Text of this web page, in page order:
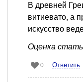
В древней
витиевато, а
искусство
Оценка
0 Ответить